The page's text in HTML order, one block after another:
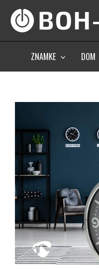
content
ZNAMKE DOM